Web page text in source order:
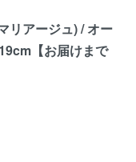
リアージュ) / オー
【お届けまで